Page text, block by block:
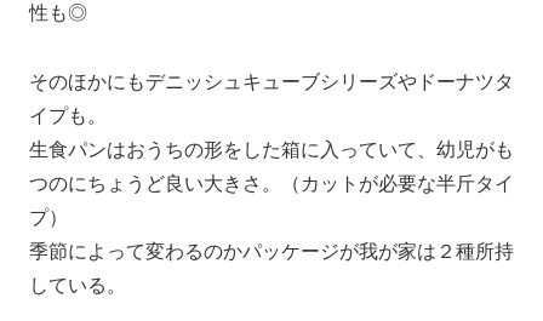
性も◎
そのほかにもデニッシュキューブシリーズやドーナツタ
イプも。
生食パンはおうちの形をした箱に入っていて、幼児がも
つのにちょうど良い大きさ。（カットが必要な半斤タイ
プ）
季節によって変わるのかパッケージが我が家は２種所持
している。